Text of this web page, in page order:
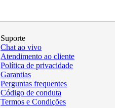
Suporte
Chat ao vivo
Atendimento ao cliente
Política de privacidade
Garantias
Perguntas frequentes
Código de conduta
Termos e Condições